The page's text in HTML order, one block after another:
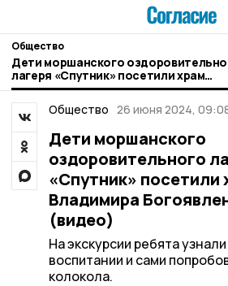
Общество
Дети моршанского
лагеря «Спутник» посетили храм
Владимира Богоявленского (видео)
Общество 26 июня 2024,
Дети моршанского
оздоровительного
«Спутник» посетили
Владимира
(видео)
На экскурсии ребята
воспитании и сами
колокола.